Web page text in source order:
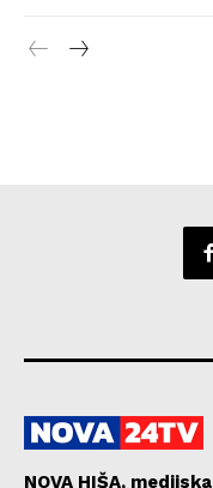
NOVA HIŠA,